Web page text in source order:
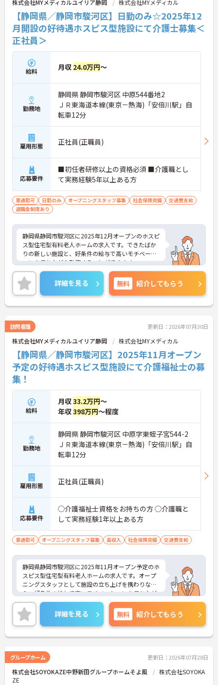
い！
株式会社MYメディカルユイリア静岡 株式会社MYメディカル
【静岡県／静岡市駿河区】日勤のみ☆2025年12
月開設の好待遇ホスピス型施設にて介護士募集＜
正社員＞
給料 月収 24.0万円～
勤務地
静岡県 静岡市駿河区 中原544番地2
ＪＲ東海道本線(東京－熱海)「安倍川駅」自
転車12分
雇用形態 正社員(正職員)
応募要件
■初任者研修以上の資格必須 ■介護職とし
て実務経験5年以上ある方
車通勤可 日勤のみ オープニングスタッフ募集 社会保険完備
交通費支給
退職金制度あり
静岡県静岡市駿河区に2025年12月オープンのホスピ
ス型住宅型有料老人ホームの求人です。できたばか
りの新しい施設と、好条件の給与で高いモチベーシ
ョンを保ちながら勤務することができます。
終末期の患者様やご家族に寄り添い「その人らしい
最期を支える」という看護師としての本質的な役割
を実感できる場です。医療的ケアだけでなく、精神
的・社会的なサポートも重視されるため、患者さん
やご家族と深く関わり、信頼関係を築けることがや
ポイントなど、さらに詳細をご案内しますのでお気
軽にご相談ください！
詳細を見る 無料 紹介してもらう
訪問看護 更新日：2026年07月30日
株式会社MYメディカルユイリア静岡 株式会社MYメディカル
【静岡県／静岡市駿河区】2025年11月オープン
予定の好待遇ホスピス型施設にて介護福祉士の募
集！
給料
月収33.2万円～
年収398万円～程度
勤務地
静岡県 静岡市駿河区 中原字東蛭子宮544-2
ＪＲ東海道本線(東京－熱海)「安倍川駅」自
転車12分
雇用形態 正社員(正職員)
応募要件
◯介護福祉士資格をお持ちの方 ◯介護職と
して実務経験1年以上ある方
車通勤可 オープニングスタッフ募集 高収入 社会保険完備 交通費支給
静岡県静岡市駿河区に2025年11月オープン予定のホ
スピス型住宅型有料老人ホームの求人です。オープ
ニングスタッフとして施設の立ち上げを携わりなが
ら、好条件の給与で高いモチベーションを保ちなが
ら勤務することができます。
終末期の患者様やご家族に寄り添い「その人らしい
最期を支える」という看護師としての本質的な役割
を実感できる場です。医療的ケアだけでなく、精神
的・社会的なサポートも重視されるため、患者さん
りがいになります。
ご興味をお持ちの方はお気軽にお問い合わせくださ
い！
詳細を見る 無料 紹介してもらう
グループホーム 更新日：2026年07月28日
株式会社SOYOKAZE中野新田グループホームそよ風
株式会社SOYOKA
ZE